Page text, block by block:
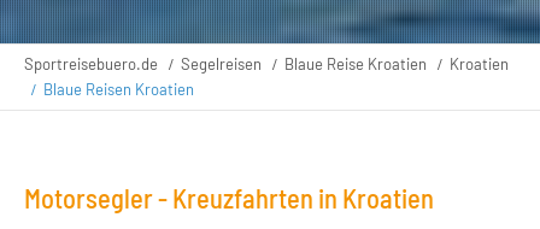
Sportreisebuero.de Segelreisen Blaue Reise Kroatien
Kroatien
Blaue Reisen Kroatien
Motorsegler - Kreuzfahrten in Kroatien